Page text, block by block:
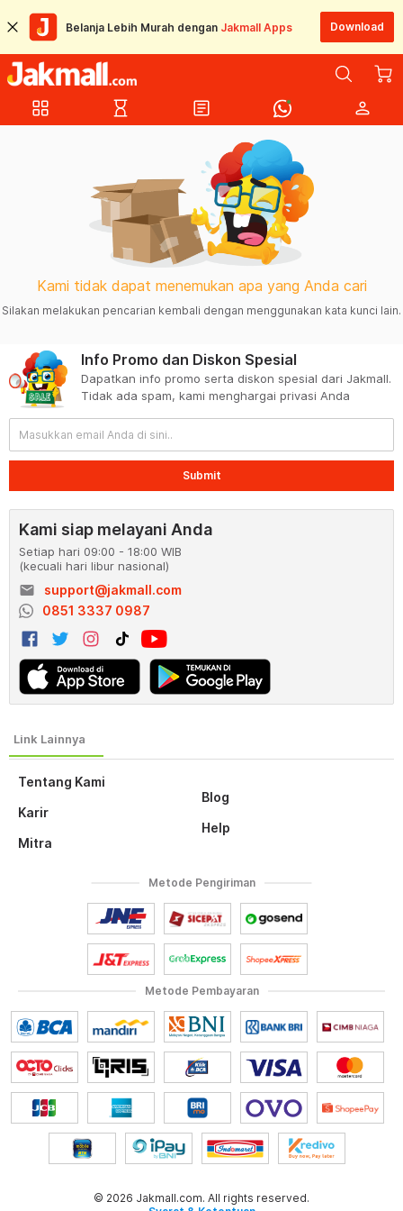
Belanja Lebih Murah dengan Jakmall Apps Download
grid_view hourglass_empty article person
Kami tidak dapat menemukan apa yang Anda cari
Silakan melakukan pencarian kembali dengan menggunakan kata kunci lain.
Tentang Kami
Karir
Mitra
Blog
Help
Info Promo dan Diskon Spesial
Dapatkan info promo serta diskon spesial dari Jakmall.
Tidak ada spam, kami menghargai privasi Anda
Submit
Kami siap melayani Anda
Setiap hari 09:00 - 18:00 WIB
(kecuali hari libur nasional)
email
support@jakmall.com
0851 3337 0987
Metode Pembayaran
Metode Pengiriman
© 2026 Jakmall.com. All rights reserved.